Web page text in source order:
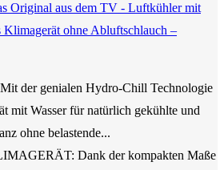
Original aus dem TV - Luftkühler mit
ohne Abluftschlauch –
der genialen Hydro-Chill Technologie
mit Wasser für natürlich gekühlte und
ohne belastende...
Dank der kompakten Maße